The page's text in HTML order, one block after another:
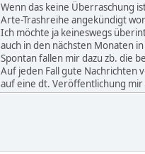
Wenn das keine Überraschung
Arte-Trashreihe angekündigt
Ich möchte ja keineswegs
auch in den nächsten Monaten
Spontan fallen mir dazu zb. die
Auf jeden Fall gute Nachrichten
auf eine dt. Veröffentlichung mir